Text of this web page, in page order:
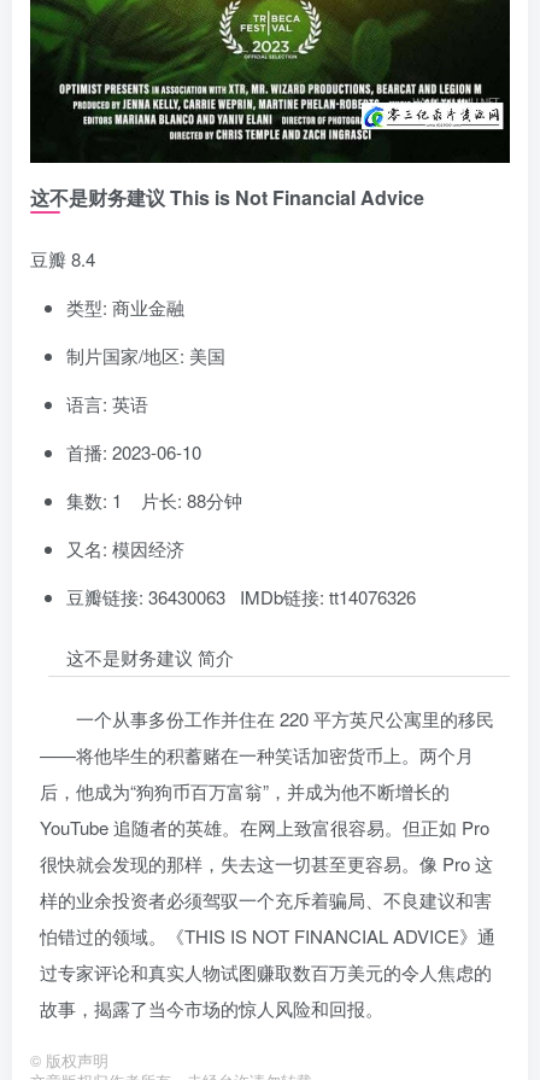
这不是财务建议 This is Not Financial Advice
豆瓣 8.4
类型: 商业金融
制片国家/地区: 美国
语言: 英语
首播: 2023-06-10
集数: 1 片长: 88分钟
又名: 模因经济
豆瓣链接: 36430063 IMDb链接: tt14076326
这不是财务建议 简介
一个从事多份工作并住在 220 平方英尺公寓里的移民
——将他毕生的积蓄赌在一种笑话加密货币上。两个月
后，他成为“狗狗币百万富翁”，并成为他不断增长的
YouTube 追随者的英雄。在网上致富很容易。但正如 Pro
很快就会发现的那样，失去这一切甚至更容易。像 Pro 这
样的业余投资者必须驾驭一个充斥着骗局、不良建议和害
怕错过的领域。《THIS IS NOT FINANCIAL ADVICE》通
过专家评论和真实人物试图赚取数百万美元的令人焦虑的
故事，揭露了当今市场的惊人风险和回报。
© 版权声明